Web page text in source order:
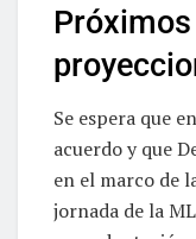
Se espera que
acuerdo y que
en el marco de
jornada de la